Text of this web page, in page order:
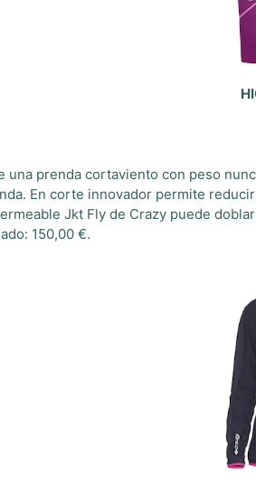
una prenda cortaviento con peso
En corte innovador permite
Jkt Fly de Crazy puede
150,00 €.